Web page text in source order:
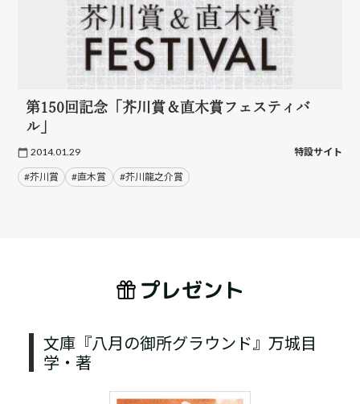
第150回記念「芥川賞＆直木賞フェスティバ
ル」
2014.01.29 特設サイト
#芥川賞 #直木賞 #芥川龍之介賞
プレゼント
文庫『八月の御所グラウンド』万城目
学・著